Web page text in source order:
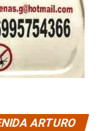
ARTURO